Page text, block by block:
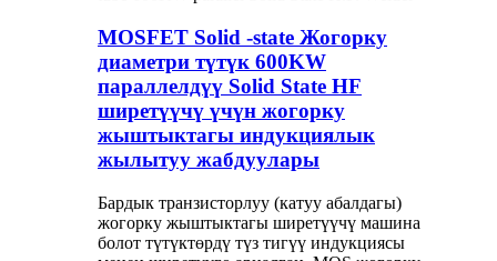
MOSFET Solid -state Жогорку
диаметри түтүк 600KW
параллелдүү Solid State HF
ширетүүчү үчүн жогорку
жыштыктагы индукциялык
жылытуу жабдуулары
Бардык транзисторлуу (катуу абалдагы)
жогорку жыштыктагы ширетүүчү машина
болот түтүктөрдү түз тигүү индукциясы